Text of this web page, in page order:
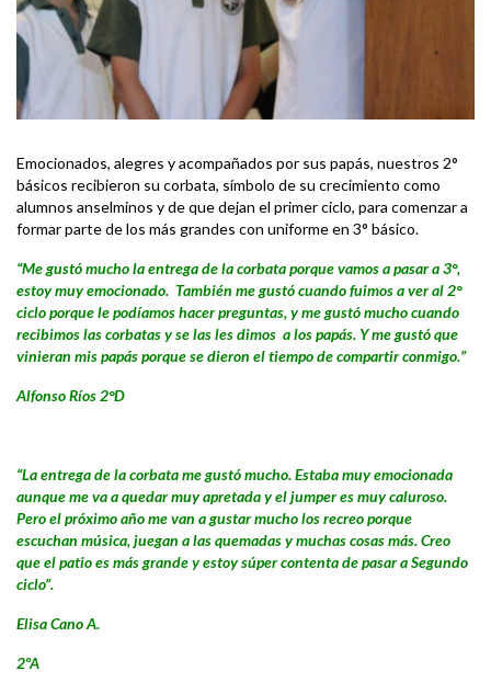
Emocionados, alegres y acompañados por sus papás, nuestros 2°
básicos recibieron su corbata, símbolo de su crecimiento como
alumnos anselminos y de que dejan el primer ciclo, para comenzar a
formar parte de los más grandes con uniforme en 3° básico.
“Me gustó mucho la entrega de la corbata porque vamos a pasar a 3°,
estoy muy emocionado. También me gustó cuando fuimos a ver al 2°
ciclo porque le podíamos hacer preguntas, y me gustó mucho cuando
recibimos las corbatas y se las les dimos a los papás. Y me gustó que
vinieran mis papás porque se dieron el tiempo de compartir conmigo.”
Alfonso Ríos 2°D
“La entrega de la corbata me gustó mucho. Estaba muy emocionada
aunque me va a quedar muy apretada y el jumper es muy caluroso.
Pero el próximo año me van a gustar mucho los recreo porque
escuchan música, juegan a las quemadas y muchas cosas más. Creo
que el patio es más grande y estoy súper contenta de pasar a Segundo
ciclo”.
Elisa Cano A.
2ºA